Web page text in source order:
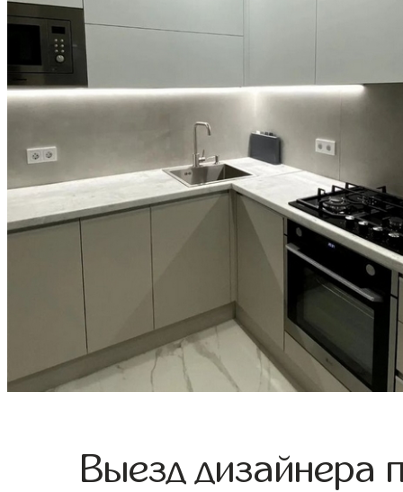
Выезд дизайнера